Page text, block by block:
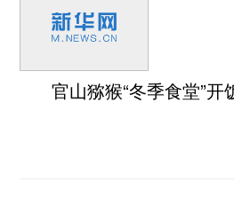
官山猕猴“冬季食堂”开